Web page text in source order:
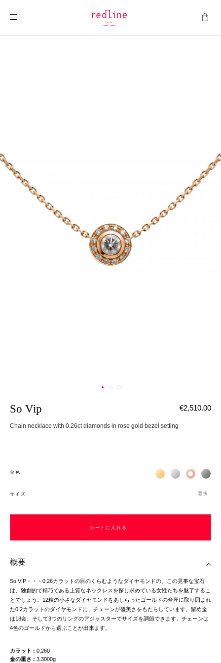
So Vip
Chain necklace with 0.26ct diamonds in rose gold bezel setting
€2,510.00
金色 Жёлтое золото 18К
Белое золото
Розовое
サイズ 選択
カートに入れる
概要
So VIP・・・0,26カラットの目のくらむようなダイヤモンドの、この見事な宝石
は、独創的で精巧である上質なネックレスを探し求めている女性たちを魅了するこ
とでしょう。12粒の小さなダイヤモンドをあしらったゴールドの台座に取り囲まれ
た0,2カラットのダイヤモンドに、チェーンが優美さをもたらしています。留め金
は18金、そして3つのリングのアジャスターでサイズを調節できます。チェーンは
4色のゴールドから選ぶことが出来ます。
カラット
0,260
金の重さ
3.3000g